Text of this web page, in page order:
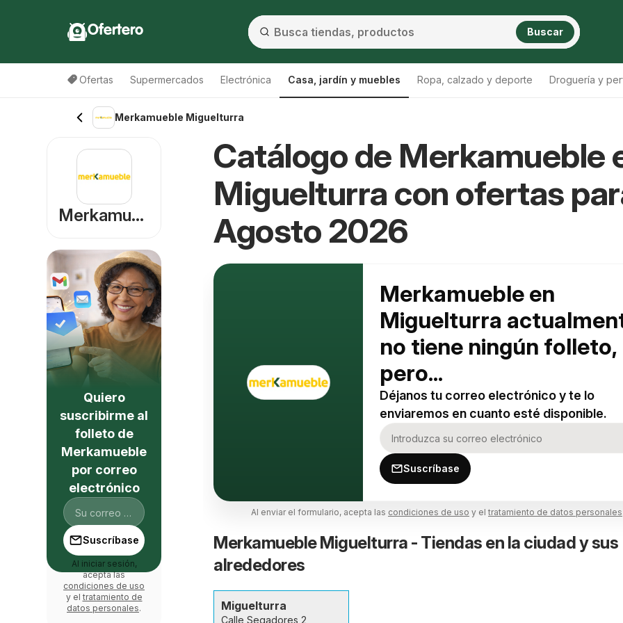
Ofertero Buscar
Ofertas Supermercados Electrónica Casa, jardín y muebles Ropa, calzado y deporte Droguería y
Merkamueble Miguelturra
Catálogo de Merkamueble
Miguelturra con ofertas
Agosto 2026
Merkamueble en
Miguelturra
no tiene ningún folleto,
pero...
Déjanos tu correo electrónico y te lo
enviaremos en cuanto esté disponible.
Suscríbase
Al enviar el formulario, acepta las condiciones de uso y el tratamiento de datos personales
Merkamueble Miguelturra - Tiendas en la ciudad y sus
alrededores
Miguelturra
Calle Segadores 2
Merkamueble
Quiero
suscribirme al
folleto de
Merkamueble
por correo
electrónico
Suscríbase
Al iniciar sesión,
acepta las
condiciones de uso
y el tratamiento de
datos personales.